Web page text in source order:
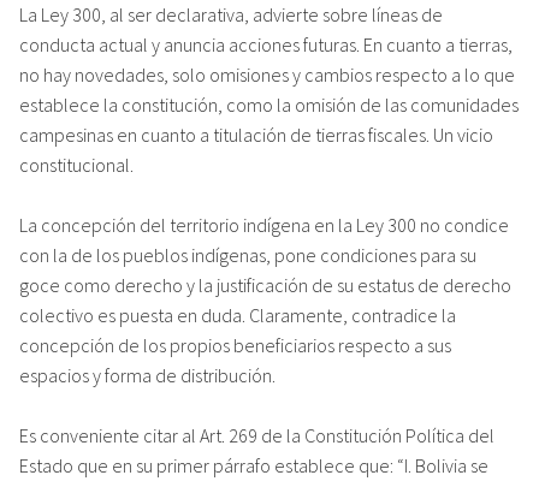
La Ley 300, al ser declarativa, advierte sobre líneas de
conducta actual y anuncia acciones futuras. En cuanto a tierras,
no hay novedades, solo omisiones y cambios respecto a lo que
establece la constitución, como la omisión de las comunidades
campesinas en cuanto a titulación de tierras fiscales. Un vicio
constitucional.
La concepción del territorio indígena en la Ley 300 no condice
con la de los pueblos indígenas, pone condiciones para su
goce como derecho y la justificación de su estatus de derecho
colectivo es puesta en duda. Claramente, contradice la
concepción de los propios beneficiarios respecto a sus
espacios y forma de distribución.
Es conveniente citar al Art. 269 de la Constitución Política del
Estado que en su primer párrafo establece que: “I. Bolivia se